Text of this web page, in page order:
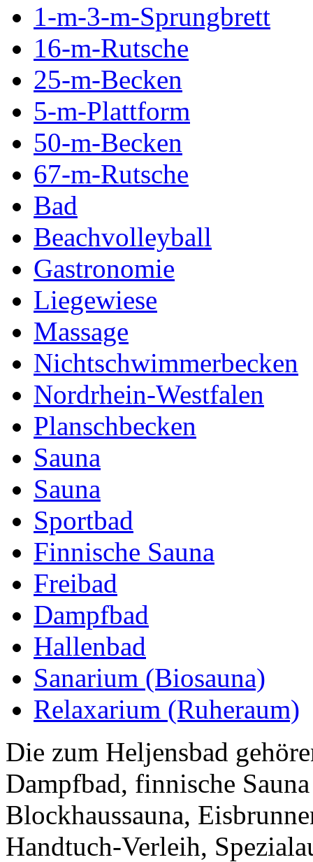
1-m-3-m-Sprungbrett
16-m-Rutsche
25-m-Becken
5-m-Plattform
50-m-Becken
67-m-Rutsche
Bad
Beachvolleyball
Gastronomie
Liegewiese
Massage
Nichtschwimmerbecken
Nordrhein-Westfalen
Planschbecken
Sauna
Sauna
Sportbad
Finnische Sauna
Freibad
Dampfbad
Hallenbad
Sanarium (Biosauna)
Relaxarium (Ruheraum)
Die zum Heljensbad
Dampfbad, finnische
Blockhaussauna,
Handtuch-Verleih,